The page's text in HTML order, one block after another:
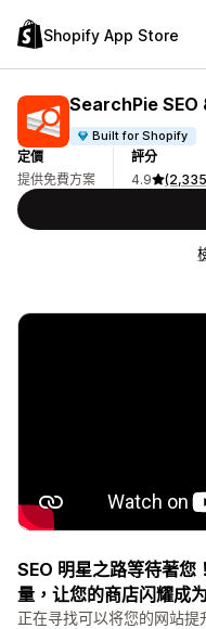
Shopify App Store
SearchPie
Built for Shopify
定價
提供免費方案
評分
4.9
SEO 明星之路等待著
量，让您的商店闪耀成
正在寻找可以将您的网站